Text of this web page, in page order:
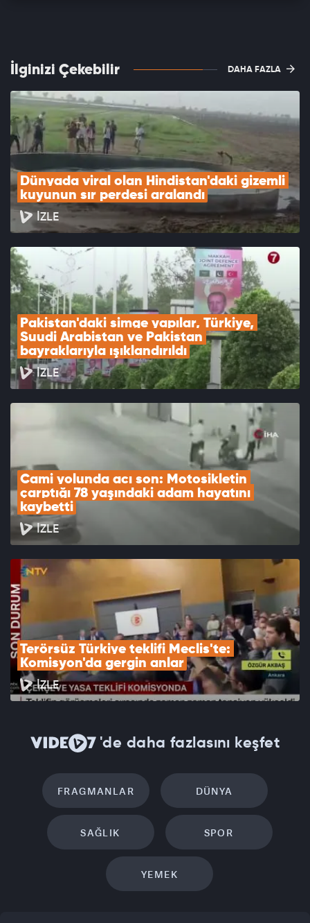
İlginizi Çekebilir DAHA FAZLA
Dünyada viral olan Hindistan'daki gizemli
kuyunun sır perdesi aralandı
İZLE
Pakistan'daki simge yapılar, Türkiye,
Suudi Arabistan ve Pakistan
bayraklarıyla ışıklandırıldı
İZLE
Cami yolunda acı son: Motosikletin
çarptığı 78 yaşındaki adam hayatını
kaybetti
İZLE
Terörsüz Türkiye teklifi Meclis'te:
Komisyon'da gergin anlar
İZLE
'de daha fazlasını keşfet
FRAGMANLAR DÜNYA
SAĞLIK SPOR
YEMEK